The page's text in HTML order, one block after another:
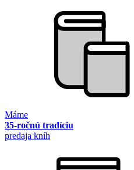
Máme
35-ročnú tradíciu
predaja kníh